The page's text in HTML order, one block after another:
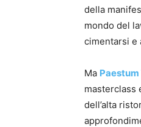
della
mondo del
cimentarsi e
Ma
masterclass
dell’alta